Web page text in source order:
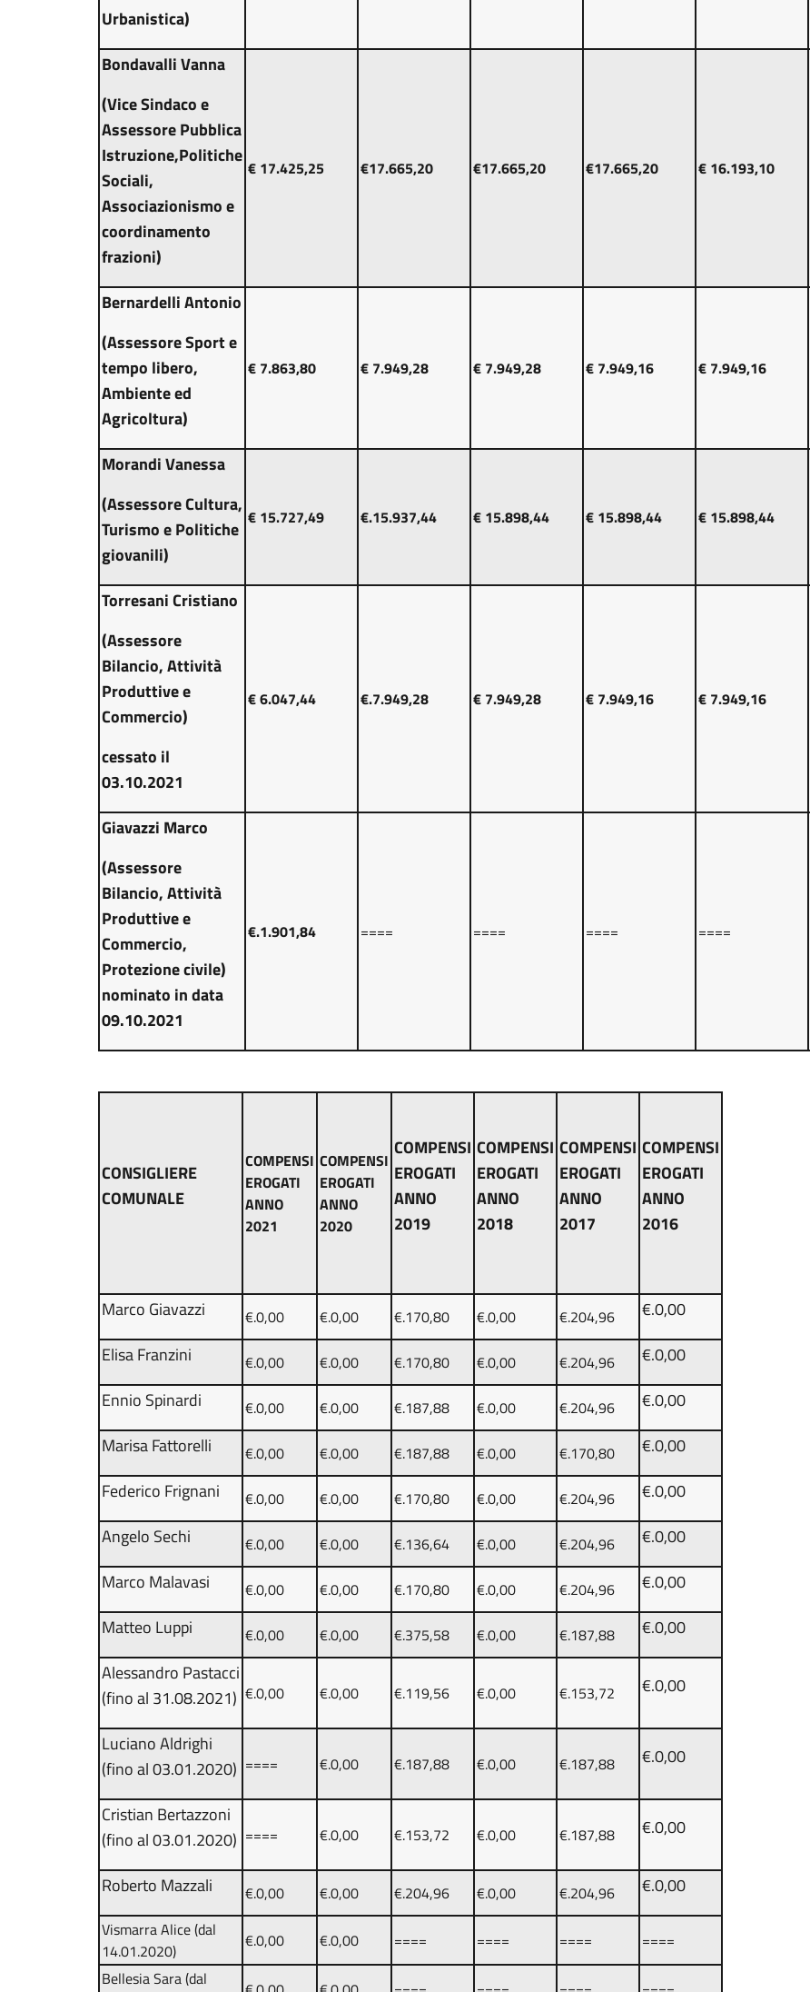
Urbanistica)
Bondavalli Vanna
(Vice Sindaco e
Assessore Pubblica
Istruzione,Politiche
Sociali,
Associazionismo e
coordinamento
frazioni)
€ 17.425,25 €17.665,20 €17.665,20 €17.665,20 € 16.193,10
Bernardelli Antonio
(Assessore Sport e
tempo libero,
Ambiente ed
Agricoltura)
€ 7.863,80 € 7.949,28 € 7.949,28 € 7.949,16 € 7.949,16
Morandi Vanessa
(Assessore Cultura,
Turismo e Politiche
giovanili)
€ 15.727,49 €.15.937,44 € 15.898,44 € 15.898,44 € 15.898,44
Torresani Cristiano
(Assessore
Bilancio, Attività
Produttive e
Commercio)
cessato il
03.10.2021
€ 6.047,44 €.7.949,28 € 7.949,28 € 7.949,16 € 7.949,16
Giavazzi Marco
(Assessore
Bilancio, Attività
Produttive e
Commercio,
Protezione civile)
nominato in data
09.10.2021
€.1.901,84 ==== ==== ==== ====
CONSIGLIERE
COMUNALE
COMPENSI
EROGATI
ANNO
2021
COMPENSI
EROGATI
ANNO
2020
COMPENSI
EROGATI
ANNO
2019
COMPENSI
EROGATI
ANNO
2018
COMPENSI
EROGATI
ANNO
2017
COMPENSI
EROGATI
ANNO
2016
Marco Giavazzi €.0,00 €.0,00 €.170,80 €.0,00 €.204,96
€.0,00
Elisa Franzini
€.0,00 €.0,00 €.170,80 €.0,00 €.204,96
€.0,00
Ennio Spinardi
€.0,00 €.0,00 €.187,88 €.0,00 €.204,96
€.0,00
Marisa Fattorelli
€.0,00 €.0,00 €.187,88 €.0,00 €.170,80
€.0,00
Federico Frignani
€.0,00 €.0,00 €.170,80 €.0,00 €.204,96
€.0,00
Angelo Sechi
€.0,00 €.0,00 €.136,64 €.0,00 €.204,96
€.0,00
Marco Malavasi
€.0,00 €.0,00 €.170,80 €.0,00 €.204,96
€.0,00
Matteo Luppi
€.0,00 €.0,00 €.375,58 €.0,00 €.187,88
€.0,00
Alessandro Pastacci
(fino al 31.08.2021) €.0,00 €.0,00 €.119,56 €.0,00 €.153,72 €.0,00
Luciano Aldrighi
(fino al 03.01.2020) ==== €.0,00 €.187,88 €.0,00 €.187,88 €.0,00
Cristian Bertazzoni
(fino al 03.01.2020) ==== €.0,00 €.153,72 €.0,00 €.187,88 €.0,00
Roberto Mazzali €.0,00 €.0,00 €.204,96 €.0,00 €.204,96 €.0,00
Vismarra Alice (dal
14.01.2020)
€.0,00 €.0,00 ==== ==== ====
====
Bellesia Sara (dal